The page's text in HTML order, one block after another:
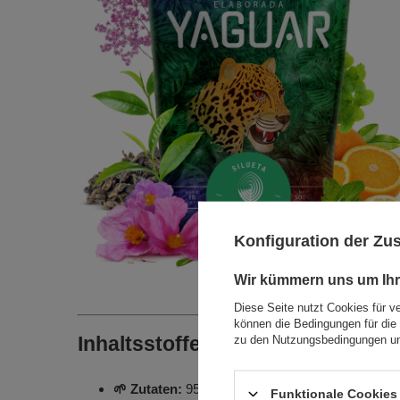
Inhaltsstoffe von Mate Tee und
🌱 Zutaten: 95,65% Mate Tee, Gunpowder
Konfiguration der
Wir kümmern uns um
Diese Seite nutzt Cookies für
können die Bedingungen für
zu den Nutzungsbedingungen
Funktionale